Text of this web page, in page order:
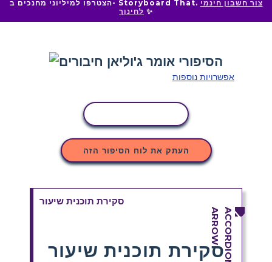
הצטרפו למיליוני מחנכים ב- Storyboard That. צור חשבון חינמי
לחינוך ✨
אפשרויות נוספות
העתק את לוח הסיפור הזה
סקירת תוכנית שיעור
סקירת תוכנית שיעור